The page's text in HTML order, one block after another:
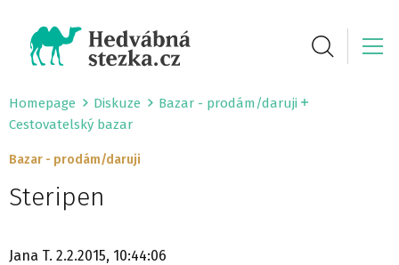
Homepage Diskuze
Bazar - prodám/daruji
Cestovatelský bazar
Bazar - prodám/daruji
Steripen
Jana T. 2.2.2015, 10:44:06